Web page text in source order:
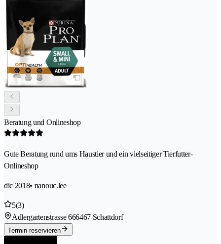
Beratung und Onlineshop
Gute Beratung rund ums Haustier und ein vielseitiger Tierfutter-
Onlineshop
dic 2018• nanouc.lee
5(3)
Adlergartenstrasse 666467 Schattdorf
Termin reservieren